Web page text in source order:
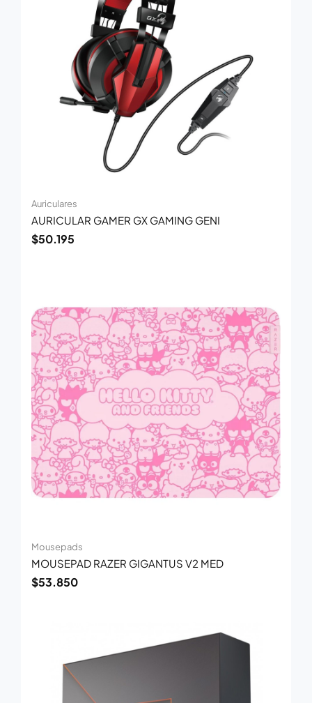
Auriculares
AURICULAR GAMER GX GAMING GENI
$50.195
Mousepads
MOUSEPAD RAZER GIGANTUS V2 MED
$53.850